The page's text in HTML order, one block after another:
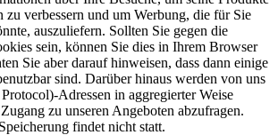
zu verbessern und um Werbung, die für Sie
auszuliefern. Sollten Sie gegen die
sein, können Sie dies in Ihrem Browser
Sie aber darauf hinweisen, dass dann einige
sind. Darüber hinaus werden von uns
Adressen in aggregierter Weise
zu unseren Angeboten abzufragen.
findet nicht statt.